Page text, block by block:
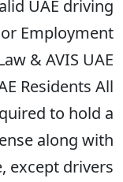
UAE driving
Employment
& AVIS UAE
Residents All
to hold a
along with
except drivers